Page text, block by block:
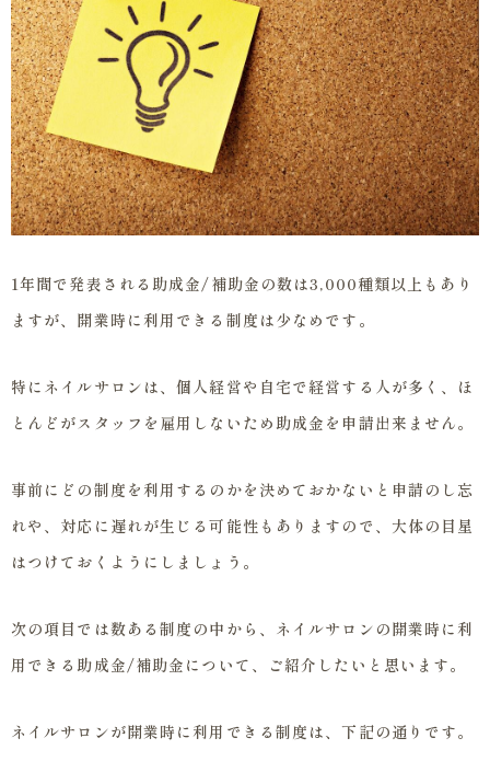
1年間で発表される助成金/補助金の数は3,000種類以上もあり
ますが、開業時に利用できる制度は少なめです。
特にネイルサロンは、個人経営や自宅で経営する人が多く、ほ
とんどがスタッフを雇用しないため助成金を申請出来ません。
事前にどの制度を利用するのかを決めておかないと申請のし忘
れや、対応に遅れが生じる可能性もありますので、大体の目星
はつけておくようにしましょう。
次の項目では数ある制度の中から、ネイルサロンの開業時に利
用できる助成金/補助金について、ご紹介したいと思います。
ネイルサロンが開業時に利用できる制度は、下記の通りです。